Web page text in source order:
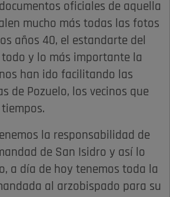
oficiales de aquella
mucho más todas las fotos
años 40, el estandarte del
todo y lo más importante la
han ido facilitando las
de Pozuelo, los vecinos que
la responsabilidad de
de San Isidro y así lo
a día de hoy tenemos toda la
al arzobispado para su